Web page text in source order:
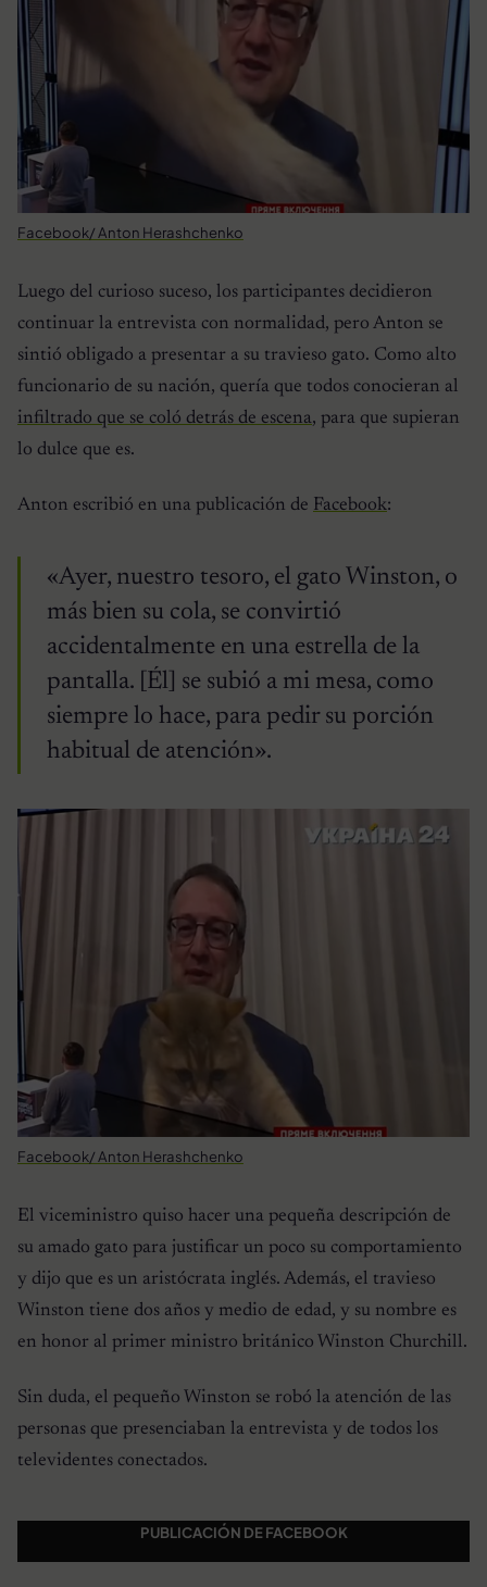
Facebook/ Anton Herashchenko
Luego del curioso suceso, los participantes decidieron
continuar la entrevista con normalidad, pero Anton se
sintió obligado a presentar a su travieso gato. Como alto
funcionario de su nación, quería que todos conocieran al
infiltrado que se coló detrás de escena, para que supieran
lo dulce que es.
Anton escribió en una publicación de Facebook:
«Ayer, nuestro tesoro, el gato Winston, o
más bien su cola, se convirtió
accidentalmente en una estrella de la
pantalla. [Él] se subió a mi mesa, como
siempre lo hace, para pedir su porción
habitual de atención».
Facebook/ Anton Herashchenko
El viceministro quiso hacer una pequeña descripción de
su amado gato para justificar un poco su comportamiento
y dijo que es un aristócrata inglés. Además, el travieso
Winston tiene dos años y medio de edad, y su nombre es
en honor al primer ministro británico Winston Churchill.
Sin duda, el pequeño Winston se robó la atención de las
personas que presenciaban la entrevista y de todos los
televidentes conectados.
PUBLICACIÓN DE FACEBOOK